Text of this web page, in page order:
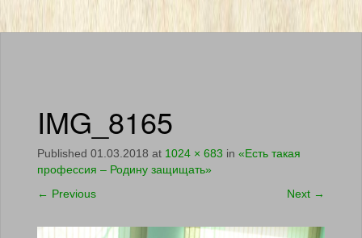
IMG_8165
Published 01.03.2018 at 1024 × 683 in «Есть такая
профессия – Родину защищать»
← Previous Next →